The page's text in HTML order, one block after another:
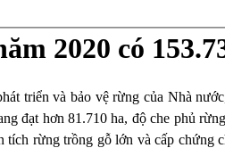
2020 có
triển và bảo vệ rừng của Nhà
đạt hơn 81.710 ha, độ che phủ
rừng trồng gỗ lớn và cấp